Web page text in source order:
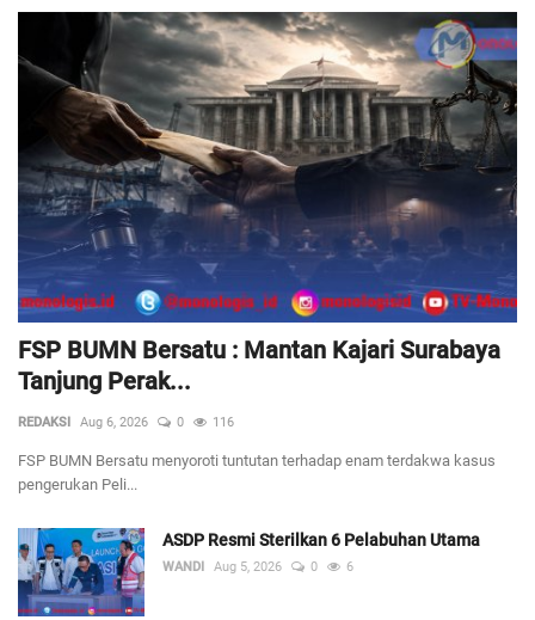
FSP BUMN Bersatu : Mantan Kajari Surabaya
Tanjung Perak...
REDAKSI Aug 6, 2026 0 116
FSP BUMN Bersatu menyoroti tuntutan terhadap enam terdakwa kasus
pengerukan Peli...
ASDP Resmi Sterilkan 6 Pelabuhan Utama
WANDI Aug 5, 2026 0 6